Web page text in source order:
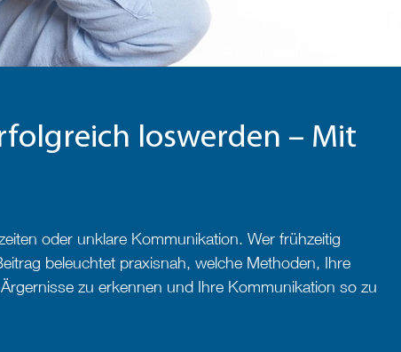
loswerden – Mit
oder unklare Kommunikation. Wer frühzeitig
beleuchtet praxisnah, welche Methoden, Ihre
zu erkennen und Ihre Kommunikation so zu